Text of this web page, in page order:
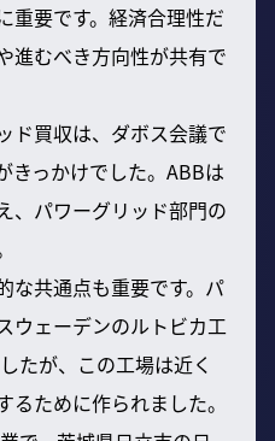
重要です。経済合理性だ
進むべき方向性が共有で
ド買収は、ダボス会議で
きっかけでした。ABBは
、パワーグリッド部門の
な共通点も重要です。パ
ウェーデンのルトビカ工
たが、この工場は近く
ために作られました。